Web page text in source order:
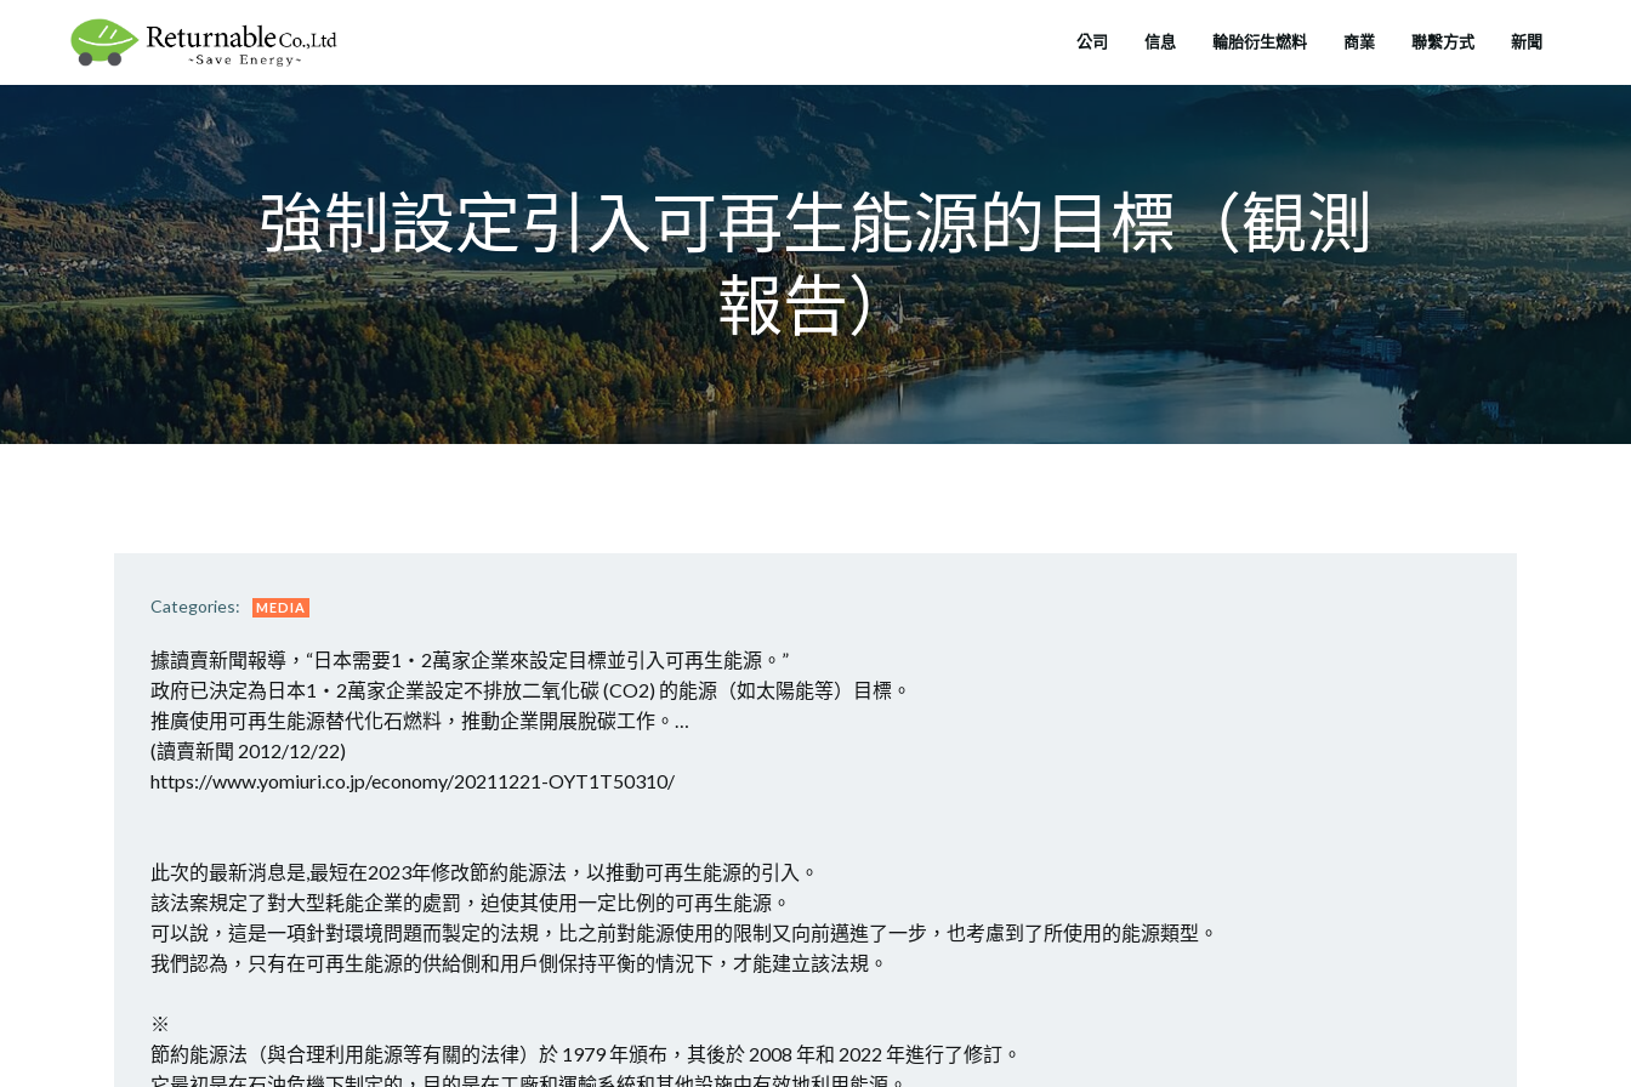
公司 信息 輪胎衍生燃料 商業 聯繫方式 新聞
強制設定引入可再生能源的目標（観測
報告）
Categories: MEDIA
據讀賣新聞報導，“日本需要1・2萬家企業來設定目標並引入可再生能源。”
政府已決定為日本1・2萬家企業設定不排放二氧化碳 (CO2) 的能源（如太陽能等）目標。
推廣使用可再生能源替代化石燃料，推動企業開展脫碳工作。…
(讀賣新聞 2012/12/22)
https://www.yomiuri.co.jp/economy/20211221-OYT1T50310/
此次的最新消息是,最短在2023年修改節約能源法，以推動可再生能源的引入。
該法案規定了對大型耗能企業的處罰，迫使其使用一定比例的可再生能源。
可以說，這是一項針對環境問題而製定的法規，比之前對能源使用的限制又向前邁進了一步，也考慮到了所使用的能源類型。
我們認為，只有在可再生能源的供給側和用戶側保持平衡的情況下，才能建立該法規。
※
節約能源法（與合理利用能源等有關的法律）於 1979 年頒布，其後於 2008 年和 2022 年進行了修訂。